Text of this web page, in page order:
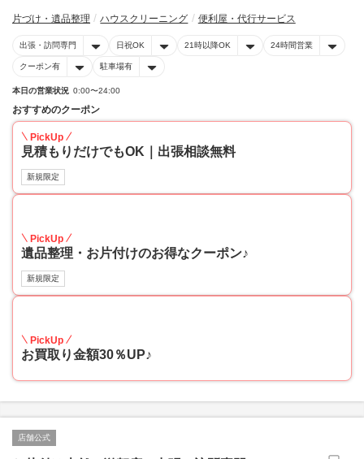
片づけ・遺品整理 ハウスクリーニング 便利屋・代行サービス
出張・訪問専門 日祝OK 21時以降OK 24時間営業
クーポン有 駐車場有
本日の営業状況 0:00〜24:00
おすすめのクーポン
PickUp
見積もりだけでもOK｜出張相談無料
新規限定
PickUp
遺品整理・お片付けのお得なクーポン♪
新規限定
PickUp
お買取り金額30％UP♪
店舗公式